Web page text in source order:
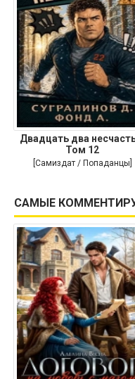
Двадцать два
Том 12
[Самиздат / Попаданцы]
САМЫЕ